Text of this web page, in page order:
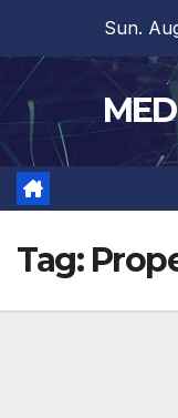
Sun.
Tag: